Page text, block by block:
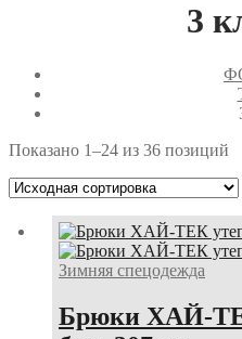
3
Показано 1–24 из 36 позиций
Зимняя спецодежда
Брюки ХАЙ-